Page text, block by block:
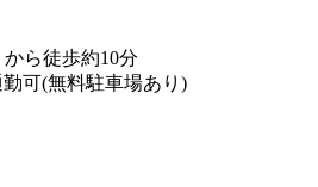
から徒歩約10分
可(無料駐車場あり)